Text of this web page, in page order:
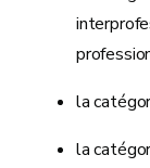
la
la